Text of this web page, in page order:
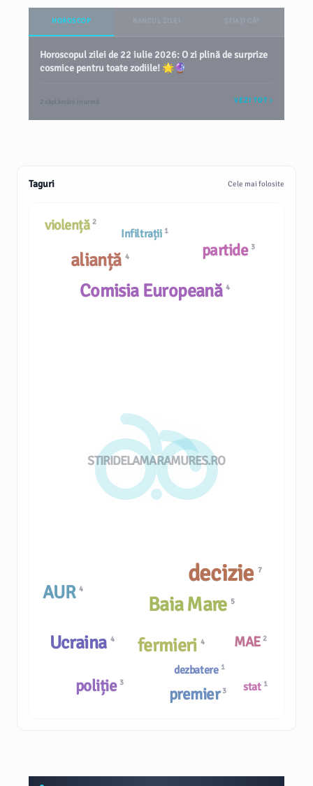
HOROSCOP
Horoscopul zilei de 22 iulie 2026: O zi plină de surprize
cosmice pentru toate zodiile! 🌟🔮
2 săptămâni în urmă VEZI TOT
Taguri Cele mai folosite
STIRIDELAMARAMURES.RO
dezbatere 1
AUR4
Comisia Europeană4
Infiltrații 1
violență 2
partide 3
decizie7
fermieri4
premier3
poliție 3 stat 1
alianță 4
Baia Mare 5
MAE 2
Ucraina 4